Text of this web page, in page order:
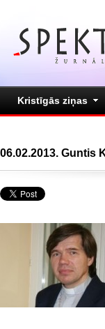
Kristīgās ziņas
06.02.2013. Guntis